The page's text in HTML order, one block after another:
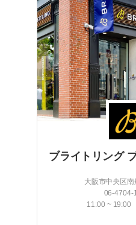
ブライトリング
大阪市中央区
06-4704-
11:00 ~ 19:00